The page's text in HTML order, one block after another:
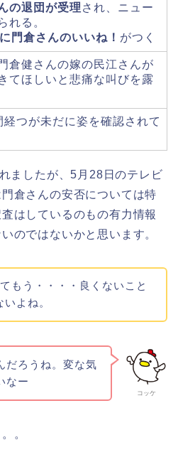
の退団が受理 され、ニュー
れる。
門倉さんのいいね！ がつく
倉健さんの嫁の民江さんが
てほしいと悲痛な叫びを露
経つが未だに姿を確認されて
ましたが、5月28日のテレビ
倉さんの安否については特
はしているのもの有力情報
のではないかと思います。
もう・・・・良くないこと
よね。
コッケ
だろうね。変な気
なー
。